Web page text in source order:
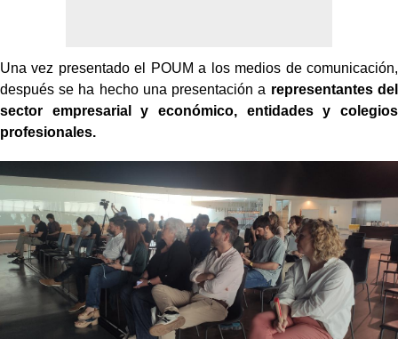
Una vez presentado el POUM a los medios de comunicación,
después se ha hecho una presentación a representantes del
sector empresarial y económico, entidades y colegios
profesionales.